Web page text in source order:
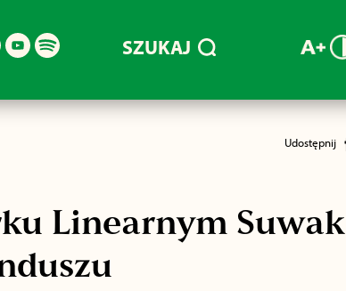
SZUKAJ
Udostępnij
Linearnym Suwak